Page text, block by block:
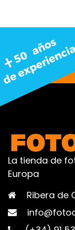
La tienda de
Europa
Ribera de